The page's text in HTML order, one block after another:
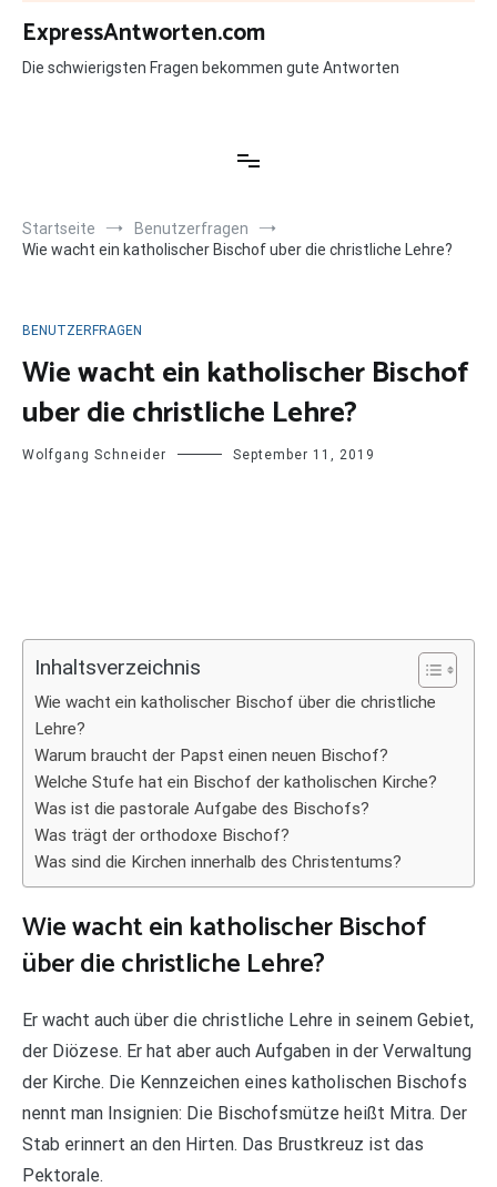
Zum
Inhalt
springen
ExpressAntworten.com
Die schwierigsten Fragen bekommen gute Antworten
Startseite
Benutzerfragen
Wie wacht ein katholischer Bischof uber die christliche Lehre?
BENUTZERFRAGEN
Wie wacht ein katholischer Bischof
uber die christliche Lehre?
Wolfgang Schneider September 11, 2019
Inhaltsverzeichnis
Wie wacht ein katholischer Bischof über die christliche
Lehre?
Warum braucht der Papst einen neuen Bischof?
Welche Stufe hat ein Bischof der katholischen Kirche?
Was ist die pastorale Aufgabe des Bischofs?
Was trägt der orthodoxe Bischof?
Was sind die Kirchen innerhalb des Christentums?
Wie wacht ein katholischer Bischof
über die christliche Lehre?
Er wacht auch über die christliche Lehre in seinem Gebiet,
der Diözese. Er hat aber auch Aufgaben in der Verwaltung
der Kirche. Die Kennzeichen eines katholischen Bischofs
nennt man Insignien: Die Bischofsmütze heißt Mitra. Der
Stab erinnert an den Hirten. Das Brustkreuz ist das
Pektorale.